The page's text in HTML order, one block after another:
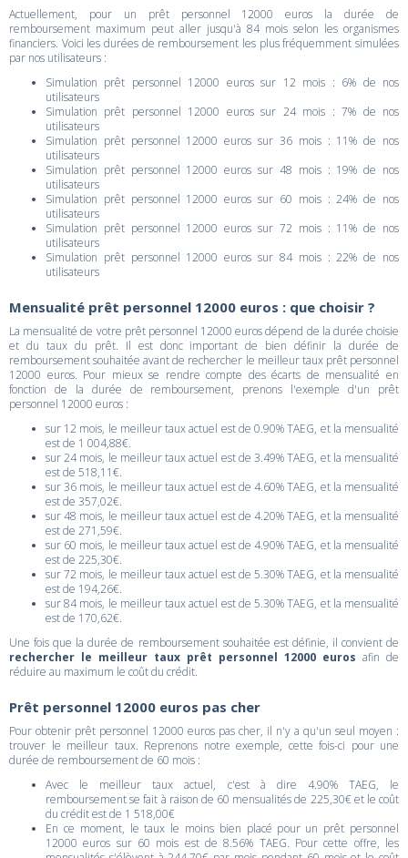
Actuellement, pour un prêt personnel 12000 euros la durée de
remboursement maximum peut aller jusqu'à 84 mois selon les organismes
financiers. Voici les durées de remboursement les plus fréquemment simulées
par nos utilisateurs :
Simulation prêt personnel 12000 euros sur 12 mois : 6% de nos
utilisateurs
Simulation prêt personnel 12000 euros sur 24 mois : 7% de nos
utilisateurs
Simulation prêt personnel 12000 euros sur 36 mois : 11% de nos
utilisateurs
Simulation prêt personnel 12000 euros sur 48 mois : 19% de nos
utilisateurs
Simulation prêt personnel 12000 euros sur 60 mois : 24% de nos
utilisateurs
Simulation prêt personnel 12000 euros sur 72 mois : 11% de nos
utilisateurs
Simulation prêt personnel 12000 euros sur 84 mois : 22% de nos
utilisateurs
Mensualité prêt personnel 12000 euros : que choisir ?
La mensualité de votre prêt personnel 12000 euros dépend de la durée choisie
et du taux du prêt. Il est donc important de bien définir la durée de
remboursement souhaitée avant de rechercher le meilleur taux prêt personnel
12000 euros. Pour mieux se rendre compte des écarts de mensualité en
fonction de la durée de remboursement, prenons l'exemple d'un prêt
personnel 12000 euros :
sur 12 mois, le meilleur taux actuel est de 0.90% TAEG, et la mensualité
est de 1 004,88€.
sur 24 mois, le meilleur taux actuel est de 3.49% TAEG, et la mensualité
est de 518,11€.
sur 36 mois, le meilleur taux actuel est de 4.60% TAEG, et la mensualité
est de 357,02€.
sur 48 mois, le meilleur taux actuel est de 4.20% TAEG, et la mensualité
est de 271,59€.
sur 60 mois, le meilleur taux actuel est de 4.90% TAEG, et la mensualité
est de 225,30€.
sur 72 mois, le meilleur taux actuel est de 5.30% TAEG, et la mensualité
est de 194,26€.
sur 84 mois, le meilleur taux actuel est de 5.30% TAEG, et la mensualité
est de 170,62€.
Une fois que la durée de remboursement souhaitée est définie, il convient de
rechercher le meilleur taux prêt personnel 12000 euros afin de
réduire au maximum le coût du crédit.
Prêt personnel 12000 euros pas cher
Pour obtenir prêt personnel 12000 euros pas cher, il n'y a qu'un seul moyen :
trouver le meilleur taux. Reprenons notre exemple, cette fois-ci pour une
durée de remboursement de 60 mois :
Avec le meilleur taux actuel, c'est à dire 4.90% TAEG, le
remboursement se fait à raison de 60 mensualités de 225,30€ et le coût
du crédit est de 1 518,00€
En ce moment, le taux le moins bien placé pour un prêt personnel
12000 euros sur 60 mois est de 8.56% TAEG. Pour cette offre, les